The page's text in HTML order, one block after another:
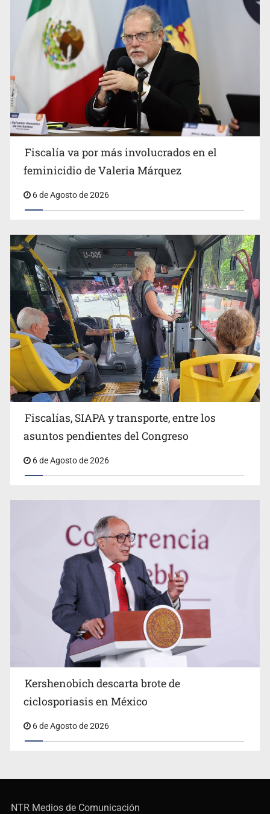
Asesinan a balazos a un hombre en calles de El Salto
Adulto mayor pierde la vida en incendio de una vivienda
en Oblatos
Fiscalía va por más involucrados en el feminicidio de
Valeria Márquez
Fiscalía va por más involucrados en el
feminicidio de Valeria Márquez
6 de Agosto de 2026
Fiscalías, SIAPA y transporte, entre los
asuntos pendientes del Congreso
6 de Agosto de 2026
Kershenobich descarta brote de
ciclosporiasis en México
6 de Agosto de 2026
NTR Medios de Comunicación